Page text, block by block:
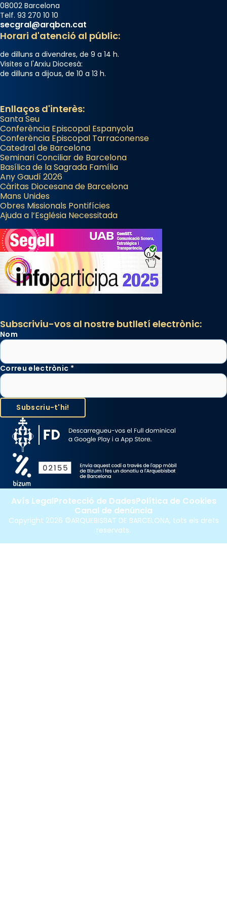
08002 Barcelona
Telf. 93 270 10 10
secgral@arqbcn.cat
Horari d'atenció al públic:
de dilluns a divendres, de 9 a 14 h.
Visites a l'Arxiu Diocesà:
de dilluns a dijous, de 10 a 13 h.
Enllaços d'interès:
Santa Seu
Conferència Episcopal Espanyola
Conferència Episcopal Tarraconense
Catedral de Barcelona
Seminari Conciliar de Barcelona
Basílica de la Sagrada Família
Any Gaudí 2026
Càritas Diocesana de Barcelona
Mans Unides
Obres Missionals Pontifícies
Ajuda a l’Església Necessitada
Subscriviu-vos al nostre butlletí electrònic:
Nom
Correu electrònic *
Copyright 2026 ©ARQUEBISBAT DE BARCELONA, tots els drets
reservats.
Avís LegalProtecció de DadesPolítica de Cookies
Canal de denúncia